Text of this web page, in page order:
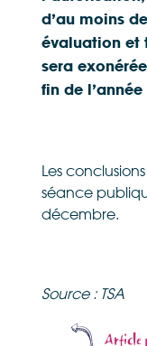
d’au moins
évaluation et
sera
fin de l’année
Les
séance
décembre.
Source : TSA
Article